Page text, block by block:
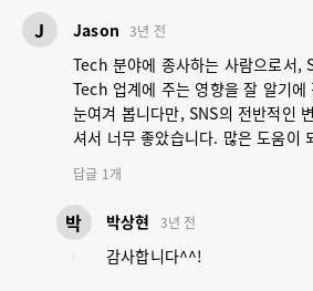
J Jason 3년 전
Tech 분야에 종사하는 사람으로서,
Tech 업계에 주는 영향을 잘 알기에
눈여겨 봅니다만, SNS의 전반적인
셔서 너무 좋았습니다. 많은 도움이
답글 1 개
박 박상현 3년 전
감사합니다^^!